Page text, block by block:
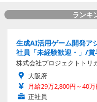
ランキ
生成AI活用ゲーム開発ア
社員「未経験歓迎・」/賞
株式会社プロジェクトトリ
大阪府
月給29万2,800円～40万
正社員